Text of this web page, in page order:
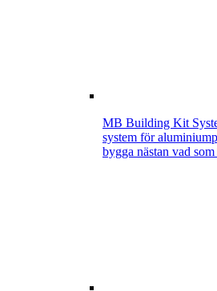
MB Building Kit
system för
bygga nästan vad